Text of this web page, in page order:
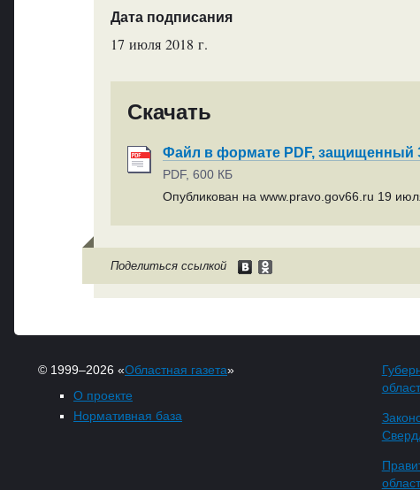
Дата подписания
17 июля 2018 г.
Скачать
Файл в формате PDF, защищенный
PDF, 600 КБ
Опубликован на www.pravo.gov66.ru 19
Поделиться ссылкой
© 1999–2026 «Областная газета»
О проекте
Нормативная база